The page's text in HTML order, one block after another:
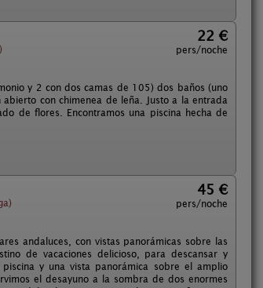
22 €
pers/noche
y 2 con dos camas de 105) dos baños (uno
con chimenea de leña. Justo a la entrada
de flores. Encontramos una piscina hecha de
45 €
pers/noche
andaluces, con vistas panorámicas sobre las
de vacaciones delicioso, para descansar y
y una vista panorámica sobre el amplio
el desayuno a la sombra de dos enormes